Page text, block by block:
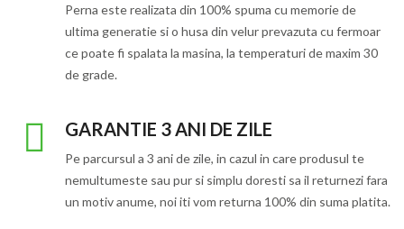
Perna este realizata din 100% spuma cu memorie de
ultima generatie si o husa din velur prevazuta cu fermoar
ce poate fi spalata la masina, la temperaturi de maxim 30
de grade.
GARANTIE 3 ANI DE ZILE
Pe parcursul a 3 ani de zile, in cazul in care produsul te
nemultumeste sau pur si simplu doresti sa il returnezi fara
un motiv anume, noi iti vom returna 100% din suma platita.